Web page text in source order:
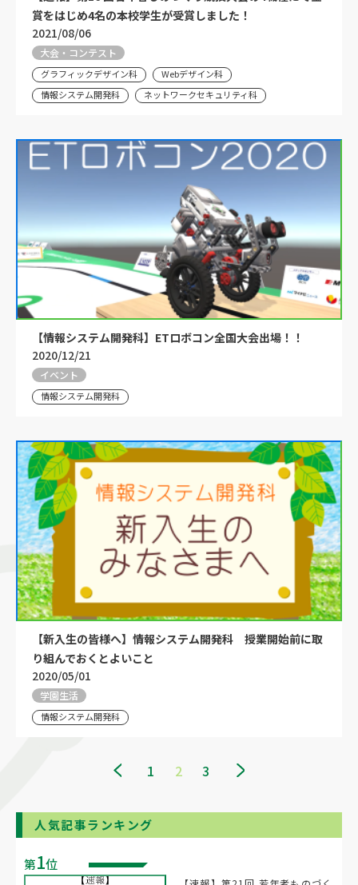
賞をはじめ4名の本校学生が受賞しました！
2021/08/06
大会・コンテスト
グラフィックデザイン科
Webデザイン科
情報システム開発科
ネットワークセキュリティ科
【情報システム開発科】ETロボコン全国大会出場！！
2020/12/21
イベント
情報システム開発科
【新入生の皆様へ】情報システム開発科 授業開始前に取
り組んでおくとよいこと
2020/05/01
学園生活
情報システム開発科
1 2 3
人気記事ランキング
第1位